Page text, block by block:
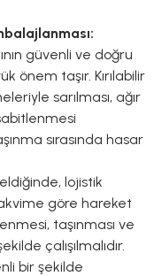
güvenli ve doğru
önem taşır. Kırılabilir
sarılması, ağır
sırasında hasar
lojistik
göre hareket
taşınması ve
çalışılmalıdır.
bir şekilde